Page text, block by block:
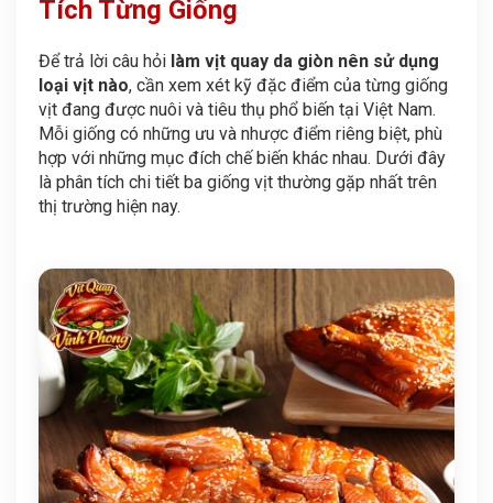
Tích Từng Giống
Để trả lời câu hỏi làm vịt quay da giòn nên sử dụng
loại vịt nào, cần xem xét kỹ đặc điểm của từng giống
vịt đang được nuôi và tiêu thụ phổ biến tại Việt Nam.
Mỗi giống có những ưu và nhược điểm riêng biệt, phù
hợp với những mục đích chế biến khác nhau. Dưới đây
là phân tích chi tiết ba giống vịt thường gặp nhất trên
thị trường hiện nay.